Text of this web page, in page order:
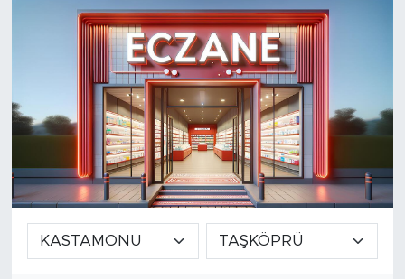
Son Dakika Haberleri
Haber Arşivi